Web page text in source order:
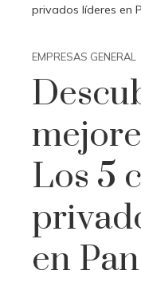
privados líderes en
EMPRESAS GENERAL
Los 5
en